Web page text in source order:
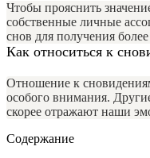
Чтобы прояснить
собственные личные
снов для получения
Как относиться к
Отношение к
особого внимания.
скорее отражают наши
Содержание